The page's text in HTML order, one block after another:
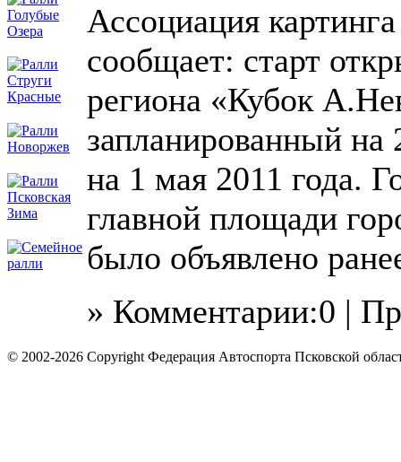
Ассоциация
сообщает: старт
региона «Кубок
запланированный на
на 1 мая 2011 года.
главной площади
было объявлено
» Комментарии:0 |
© 2002-2026 Copyright Федерация Автоспорта Псковской